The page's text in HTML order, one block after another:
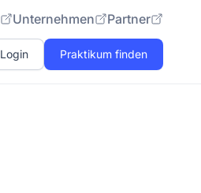
Unternehmen Partner
Login Praktikum finden